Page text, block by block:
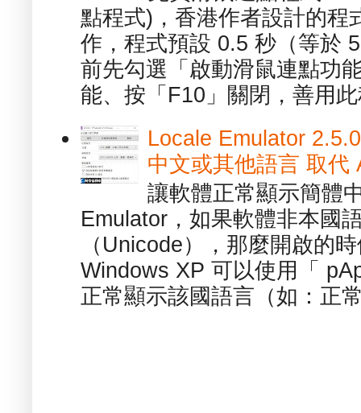
點程式)，香港作者設計的程
作，程式預設 0.5 秒（等於
前先勾選「啟動滑鼠連點功
能、按「F10」關閉，善用
Locale Emulator
中文或其他語言 取代
讓軟體正常顯示簡體
Emulator，如果軟體非本國
（Unicode），那麼開啟的
Windows XP 可以使用「
正常顯示該國語言（如：正